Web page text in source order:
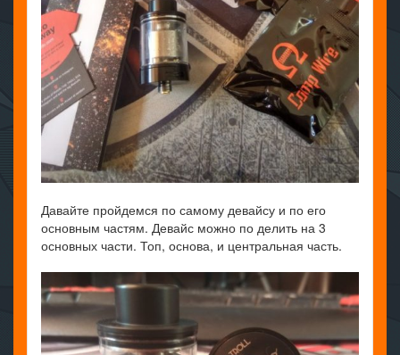
Давайте пройдемся по самому девайсу и по его
основным частям. Девайс можно по делить на 3
основных части. Топ, основа, и центральная часть.